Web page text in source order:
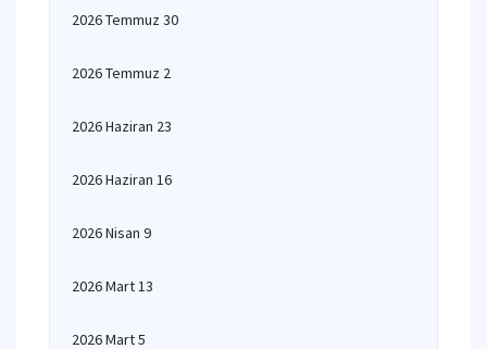
2026 Temmuz 30
2026 Temmuz 2
2026 Haziran 23
2026 Haziran 16
2026 Nisan 9
2026 Mart 13
2026 Mart 5